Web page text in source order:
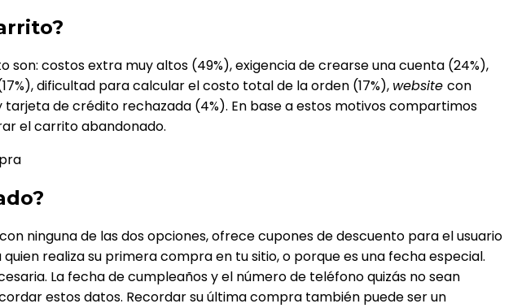
costos extra muy altos (49%), exigencia de crearse una cuenta (24%),
dificultad para calcular el costo total de la orden (17%), website con
tarjeta de crédito rechazada (4%). En base a estos motivos compartimos
el carrito abandonado.
ninguna de las dos opciones, ofrece cupones de descuento para el usuario
realiza su primera compra en tu sitio, o porque es una fecha especial.
La fecha de cumpleaños y el número de teléfono quizás no sean
estos datos. Recordar su última compra también puede ser un